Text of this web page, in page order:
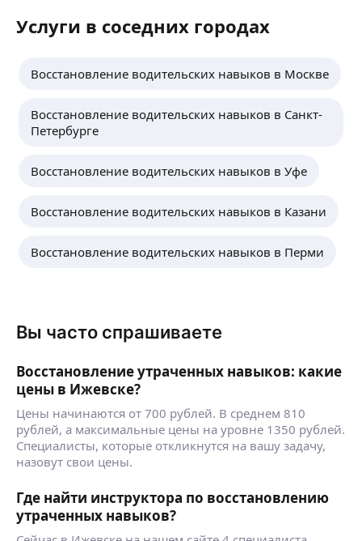
Услуги в соседних городах
Восстановление водительских навыков в Москве
Восстановление водительских навыков в Санкт-
Петербурге
Восстановление водительских навыков в Уфе
Восстановление водительских навыков в Казани
Восстановление водительских навыков в Перми
Вы часто спрашиваете
Восстановление утраченных навыков: какие
цены в Ижевске?
Цены начинаются от 700 рублей. В среднем 810
рублей, а максимальные цены на уровне 1350 рублей.
Специалисты, которые откликнутся на вашу задачу,
назовут свои цены.
Где найти инструктора по восстановлению
утраченных навыков?